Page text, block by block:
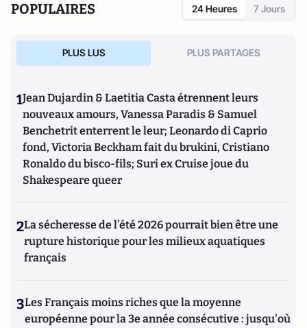
Zemmour et le Grand Remplacement (Ovadia 2021), Le coût
POPULAIRES 24 Heures 7 Jours
PLUS LUS PLUS PARTAGES
1Jean Dujardin & Laetitia Casta étrennent leurs
nouveaux amours, Vanessa Paradis & Samuel
Benchetrit enterrent le leur; Leonardo di Caprio
fond, Victoria Beckham fait du brukini, Cristiano
Ronaldo du bisco-fils; Suri ex Cruise joue du
Shakespeare queer
2La sécheresse de l’été 2026 pourrait bien être une
rupture historique pour les milieux aquatiques
français
3Les Français moins riches que la moyenne
européenne pour la 3e année consécutive : jusqu'où